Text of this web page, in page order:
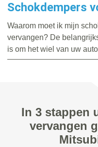
Schokdempers
Waarom moet ik mijn
vervangen? De
is om het wiel van uw
In 3 stappen
vervangen